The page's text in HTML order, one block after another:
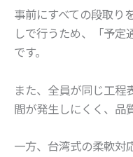
事前にすべての段取り
しで行うため、「予定
です。
また、全員が同じ工程
間が発生しにくく、品
一方、台湾式の柔軟対